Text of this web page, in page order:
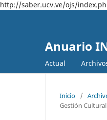
http://saber.ucv.ve/ojs/
Anuario
Actual
Inicio /
Gestión